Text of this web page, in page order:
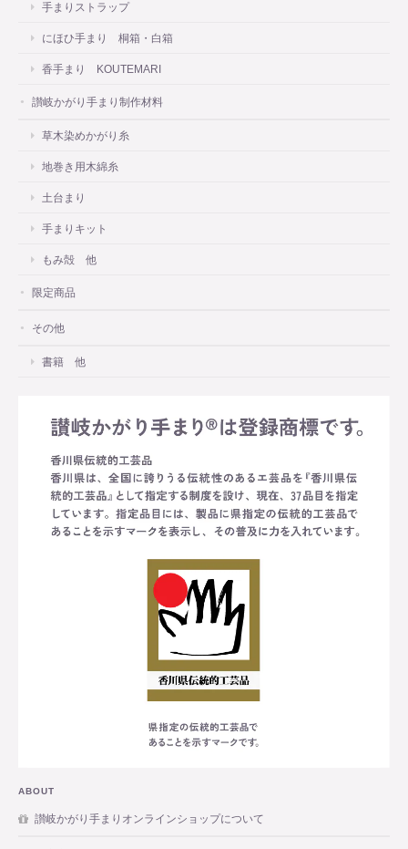
手まりストラップ
にほひ手まり 桐箱・白箱
香手まり KOUTEMARI
讃岐かがり手まり制作材料
草木染めかがり糸
地巻き用木綿糸
土台まり
手まりキット
もみ殻 他
限定商品
その他
書籍 他
ABOUT
讃岐かがり手まりオンラインショップについて